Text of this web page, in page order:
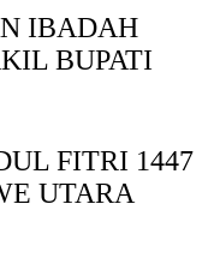
IBADAH
BUPATI
FITRI 1447
UTARA